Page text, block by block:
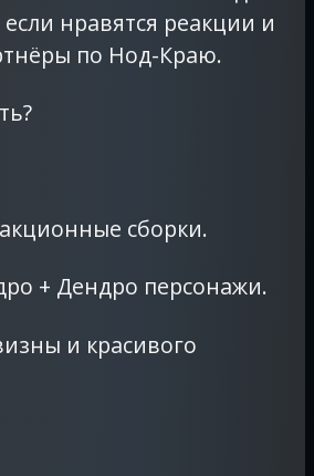
если нравятся реакции и
по Нод-Краю.
сборки.
+ Дендро персонажи.
и красивого